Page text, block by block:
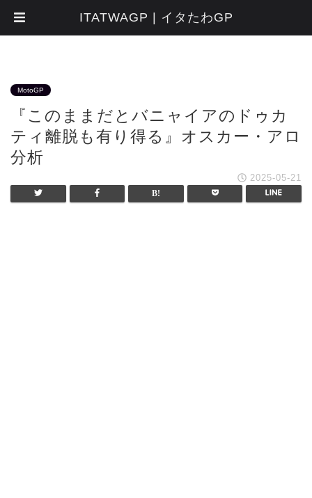
MotoGP
『このままだとバニャイアのドゥカ
ティ離脱も有り得る』オスカー・アロ
分析
2025-05-21
ITATWAGP | イタたわGP